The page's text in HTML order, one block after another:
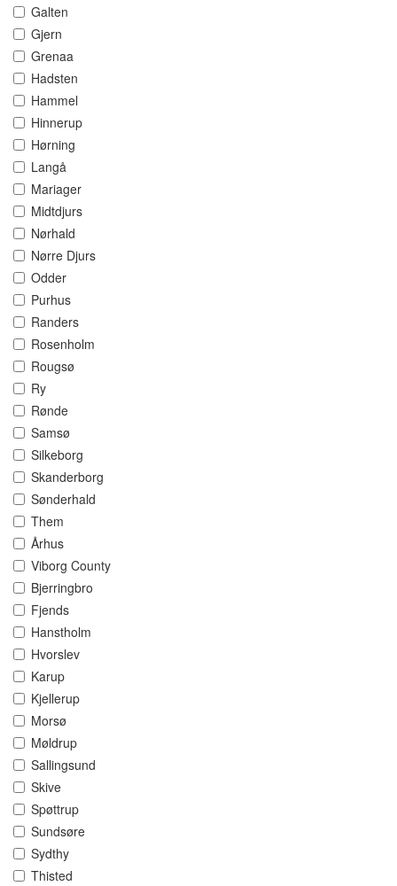
Galten
Gjern
Grenaa
Hadsten
Hammel
Hinnerup
Hørning
Langå
Mariager
Midtdjurs
Nørhald
Nørre Djurs
Odder
Purhus
Randers
Rosenholm
Rougsø
Ry
Rønde
Samsø
Silkeborg
Skanderborg
Sønderhald
Them
Århus
Viborg County
Bjerringbro
Fjends
Hanstholm
Hvorslev
Karup
Kjellerup
Morsø
Møldrup
Sallingsund
Skive
Spøttrup
Sundsøre
Sydthy
Thisted